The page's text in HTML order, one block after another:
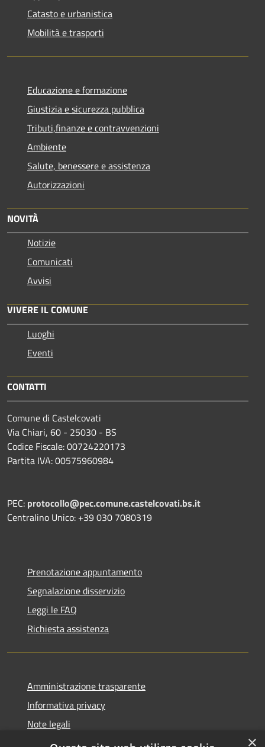
Catasto e urbanistica
Mobilità e trasporti
Educazione e formazione
Giustizia e sicurezza pubblica
Tributi,finanze e contravvenzioni
Ambiente
Salute, benessere e assistenza
Autorizzazioni
NOVITÀ
Notizie
Comunicati
Avvisi
VIVERE IL COMUNE
Luoghi
Eventi
CONTATTI
Comune di Castelcovati
Via Chiari, 60 - 25030 - BS
Codice Fiscale: 00724220173
Partita IVA: 00575960984
PEC: protocollo@pec.comune.castelcovati.bs.it
Centralino Unico: +39 030 7080319
Prenotazione appuntamento
Segnalazione disservizio
Leggi le FAQ
Richiesta assistenza
Amministrazione trasparente
Informativa privacy
Note legali
Dichiarazione di accessibilità
×